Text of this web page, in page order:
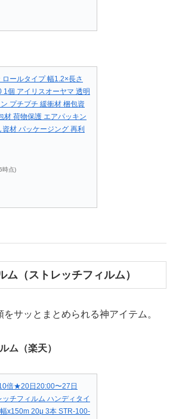
ロールタイプ 幅1.2×長さ
1個 アイリスオーヤマ 透明
プチプチ 緩衝材 梱包資
材 荷物保護 エアパッキン
材 パッケージング 再利
時点)
（ストレッチフィルム）
サッとまとめられる神アイテム。
ム（楽天）
倍★20日20:00〜27日
チフィルム ハンディタイ
x150m 20μ 3本 STR-100-